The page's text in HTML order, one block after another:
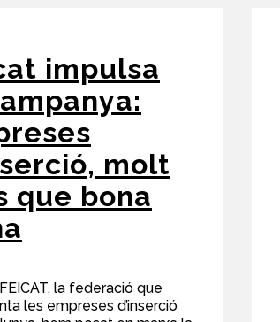
impulsa
molt
que bona
la federació que
les empreses d’inserció